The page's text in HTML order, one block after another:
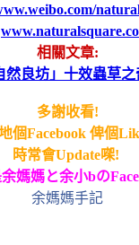
相關文章:
然良坊」十效蟲草之
多謝收看!
個Facebook 俾個
時常會Update㗎!
媽媽と余小bの
余媽媽手記